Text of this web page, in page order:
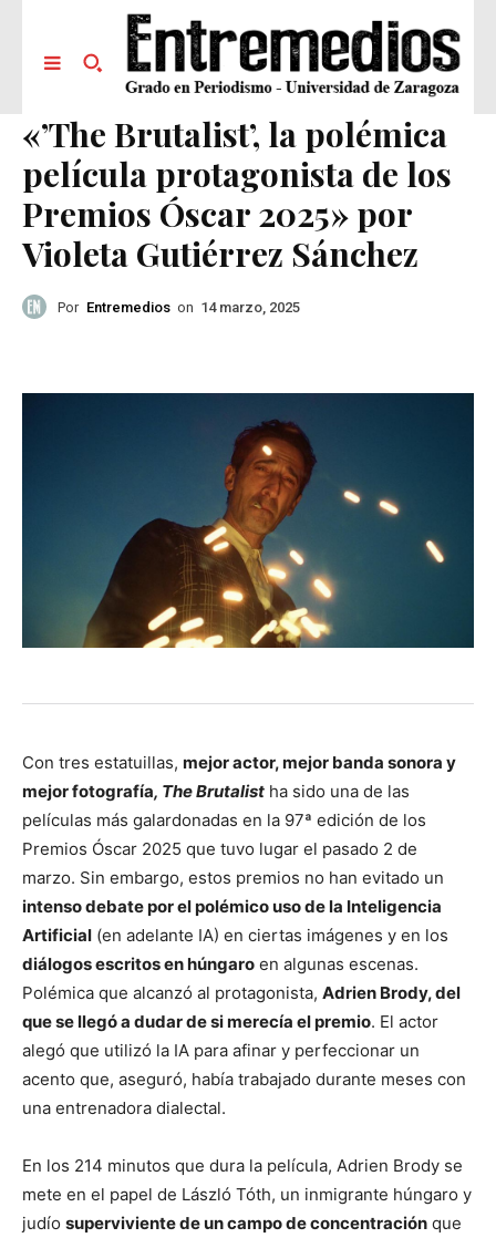
«’The Brutalist’, la polémica
película protagonista de los
Premios Óscar 2025» por
Violeta Gutiérrez Sánchez
Por Entremedios on 14 marzo, 2025
Con tres estatuillas, mejor actor, mejor banda sonora y
mejor fotografía, The Brutalist ha sido una de las
películas más galardonadas en la 97ª edición de los
Premios Óscar 2025 que tuvo lugar el pasado 2 de
marzo. Sin embargo, estos premios no han evitado un
intenso debate por el polémico uso de la Inteligencia
Artificial (en adelante IA) en ciertas imágenes y en los
diálogos escritos en húngaro en algunas escenas.
Polémica que alcanzó al protagonista, Adrien Brody, del
que se llegó a dudar de si merecía el premio. El actor
alegó que utilizó la IA para afinar y perfeccionar un
acento que, aseguró, había trabajado durante meses con
una entrenadora dialectal.
En los 214 minutos que dura la película, Adrien Brody se
mete en el papel de László Tóth, un inmigrante húngaro y
judío superviviente de un campo de concentración que